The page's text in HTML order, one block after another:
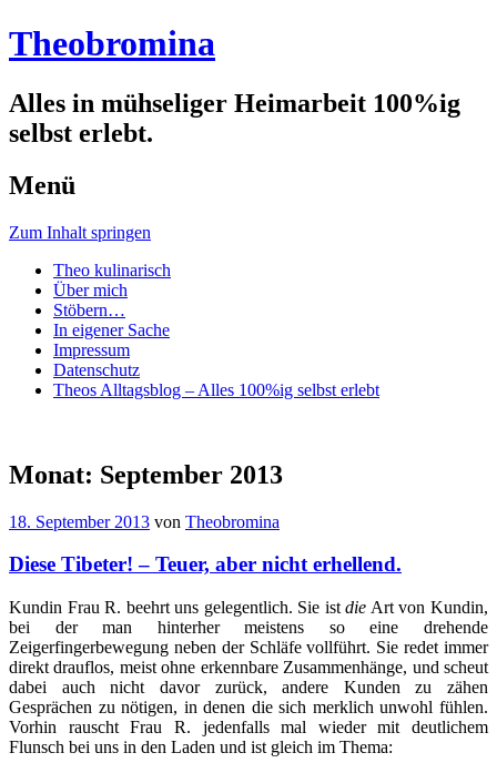
Theobromina
Alles in mühseliger Heimarbeit 100%ig
selbst erlebt.
Menü
Zum Inhalt springen
Theo kulinarisch
Über mich
Stöbern…
In eigener Sache
Impressum
Datenschutz
Theos Alltagsblog – Alles 100%ig selbst erlebt
Monat: September 2013
18. September 2013 von Theobromina
Diese Tibeter! – Teuer, aber nicht erhellend.
Kundin Frau R. beehrt uns gelegentlich. Sie istdie Art von Kundin,
bei der man hinterher meistens so eine drehende
Zeigerfingerbewegung neben der Schläfe vollführt. Sie redet immer
direkt drauflos, meist ohne erkennbare Zusammenhänge, und scheut
dabei auch nicht davor zurück, andere Kunden zu zähen
Gesprächen zu nötigen, in denen die sich merklich unwohl fühlen.
Vorhin rauscht Frau R. jedenfalls mal wieder mit deutlichem
Flunsch bei uns in den Laden und ist gleich im Thema: